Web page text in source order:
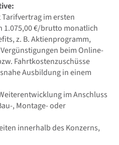
im ersten
1.075,00 €/brutto monatlich
z. B. Aktienprogramm,
beim Online-
Fahrtkostenzuschüsse
Ausbildung in einem
im Anschluss
, Montage- oder
innerhalb des Konzerns,